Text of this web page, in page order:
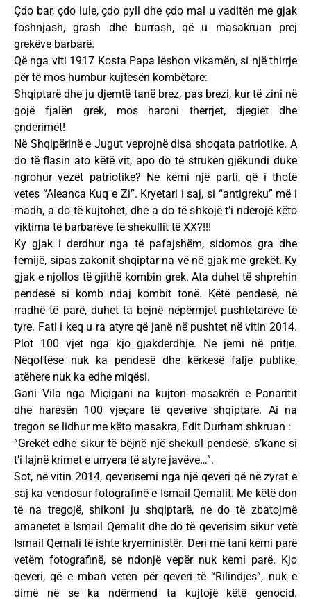
Çdo bar, çdo lule, çdo pyll dhe çdo mal u vaditën me gjak
foshnjash, grash dhe burrash, që u masakruan prej
grekëve barbarë.
Që nga viti 1917 Kosta Papa lëshon vikamën, si një thirrje
për të mos humbur kujtesën kombëtare:
Shqiptarë dhe ju djemtë tanë brez, pas brezi, kur të zini në
gojë fjalën grek, mos haroni therrjet, djegiet dhe
çnderimet!
Në Shqipërinë e Jugut veprojnë disa shoqata patriotike. A
do të flasin ato këtë vit, apo do të struken gjëkundi duke
ngrohur vezët patriotike? Ne kemi një parti, që i thotë
vetes “Aleanca Kuq e Zi”. Kryetari i saj, si “antigreku” më i
madh, a do të kujtohet, dhe a do të shkojë t’i nderojë këto
viktima të barbarëve të shekullit të XX?!!!
Ky gjak i derdhur nga të pafajshëm, sidomos gra dhe
femijë, sipas zakonit shqiptar na vë në gjak me grekët. Ky
gjak e njollos të gjithë kombin grek. Ata duhet të shprehin
pendesë si komb ndaj kombit tonë. Këtë pendesë, në
rradhë të parë, duhet ta bejnë nëpërmjet pushtetarëve të
tyre. Fati i keq u ra atyre që janë në pushtet në vitin 2014.
Plot 100 vjet nga kjo gjakderdhje. Ne jemi në pritje.
Nëqoftëse nuk ka pendesë dhe kërkesë falje publike,
atëhere nuk ka edhe miqësi.
Gani Vila nga Miçigani na kujton masakrën e Panaritit
dhe haresën 100 vjeçare të qeverive shqiptare. Ai na
tregon se lidhur me këto masakra, Edit Durham shkruan :
“Grekët edhe sikur të bëjnë një shekull pendesë, s’kane si
t’i lajnë krimet e urryera të atyre javëve…”.
Sot, në vitin 2014, qeverisemi nga një qeveri që në zyrat e
saj ka vendosur fotografinë e Ismail Qemalit. Me këtë don
të na tregojë, shikoni ju shqiptarë, ne do të zbatojmë
amanetet e Ismail Qemalit dhe do të qeverisim sikur vetë
Ismail Qemali të ishte kryeministër. Deri më tani kemi parë
vetëm fotografinë, se ndonjë vepër nuk kemi parë. Kjo
qeveri, që e mban veten për qeveri të “Rilindjes”, nuk e
dimë në se ka ndërmend ta kujtojë këtë genocid.